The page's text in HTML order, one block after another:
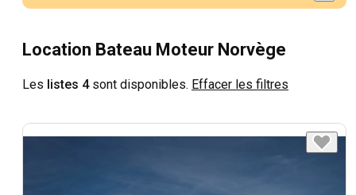
Location Bateau Moteur Norvège
Les listes 4sont disponibles. Effacer les filtres